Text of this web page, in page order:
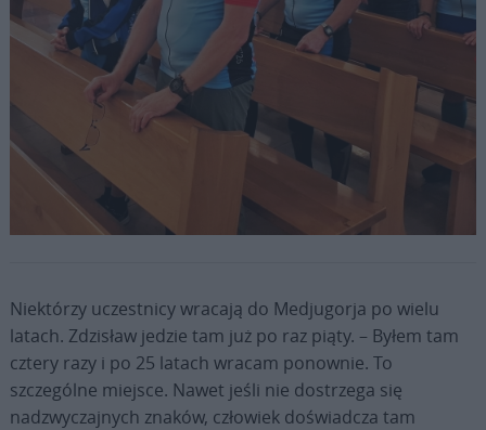
Niektórzy uczestnicy wracają do Medjugorja po wielu
latach. Zdzisław jedzie tam już po raz piąty. – Byłem tam
cztery razy i po 25 latach wracam ponownie. To
szczególne miejsce. Nawet jeśli nie dostrzega się
nadzwyczajnych znaków, człowiek doświadcza tam